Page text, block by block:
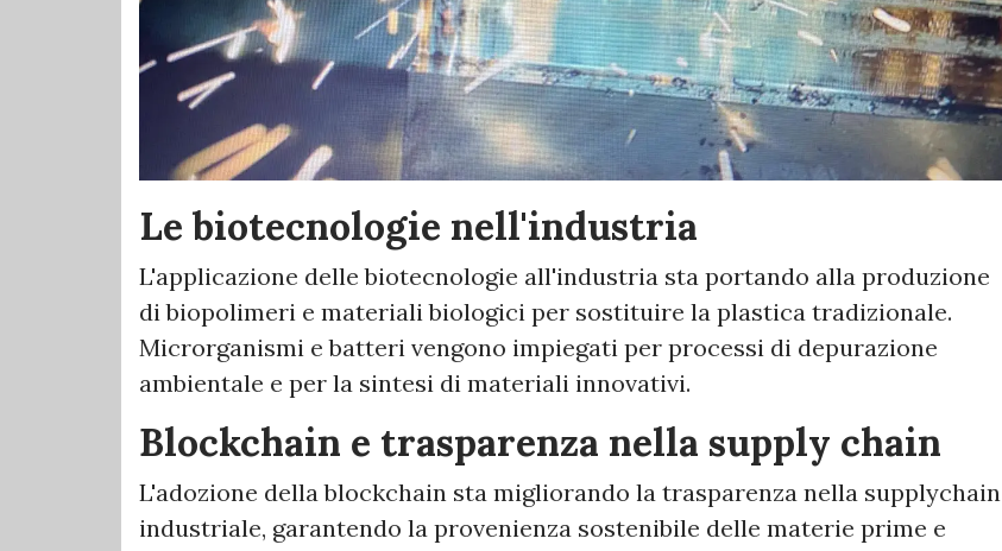
Le biotecnologie nell'industria
L'applicazione delle biotecnologie all'industria sta portando alla produzione
di biopolimeri e materiali biologici per sostituire la plastica tradizionale.
Microrganismi e batteri vengono impiegati per processi di depurazione
ambientale e per la sintesi di materiali innovativi.
Blockchain e trasparenza nella supply chain
L'adozione della blockchain sta migliorando la trasparenza nella supplychain
industriale, garantendo la provenienza sostenibile delle materie prime e